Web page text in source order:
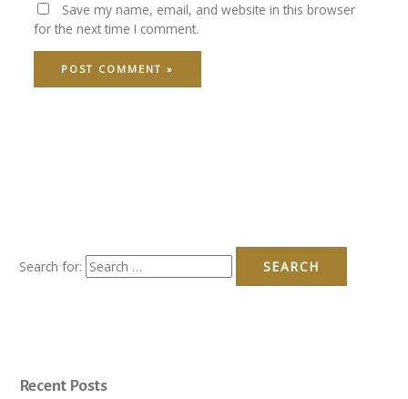
Save my name, email, and website in this browser
for the next time I comment.
Search for:
Recent Posts